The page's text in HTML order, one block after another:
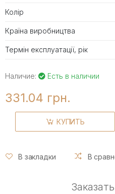
Колір
Країна виробництва
Термін експлуатації, рік
Наличие: Есть в наличии
331.04 грн.
КУПИТЬ
В закладки В